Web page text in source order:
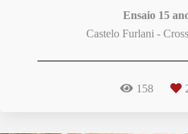
Ensaio 15
Castelo Furlani -
158